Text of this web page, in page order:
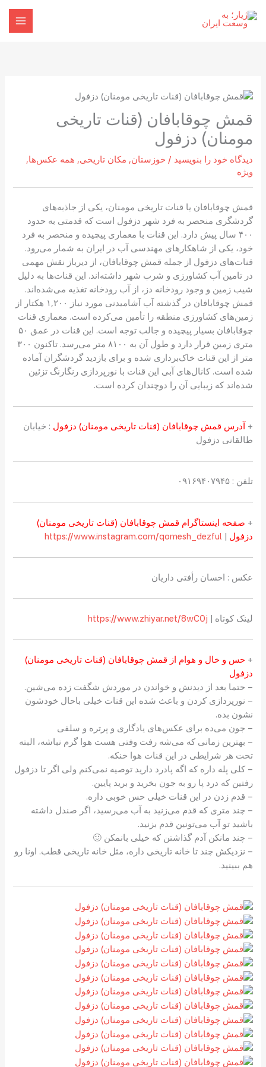
قمش چوقابافان (قنات تاریخی
مومنان) دزفول
دیدگاه‌ خود را بنویسید / خوزستان, مکان تاریخی, همه عکس‌ها,
ویژه
قمش چوقابافان یا قنات تاریخی مومنان، یکی از جاذبه‌های
گردشگری منحصر به فرد شهر دزفول است که قدمتی به حدود
۴۰۰ سال پیش دارد. این قنات با معماری پیچیده و منحصر به فرد
خود، یکی از شاهکارهای مهندسی آب در ایران به شمار می‌رود.
قنات‌های دزفول از جمله قمش چوقابافان، از دیرباز نقش مهمی
در تامین آب کشاورزی و شرب شهر داشته‌اند. این قنات‌ها به دلیل
شیب زمین و وجود رودخانه دز، از آب رودخانه تغذیه می‌شده‌اند.
قمش چوقابافان در گذشته آب آشامیدنی مورد نیاز ۱,۲۰۰ هکتار از
زمین‌های کشاورزی منطقه را تأمین می‌کرده است. معماری قنات
چوقابافان بسیار پیچیده و جالب توجه است. این قنات در عمق ۵۰
متری زمین قرار دارد و طول آن به ۸۱۰۰ متر می‌رسد. تاکنون ۳۰۰
متر از این قنات خاک‌برداری شده و برای بازدید گردشگران آماده
شده است. کانال‌های آبی این قنات با نورپردازی رنگارنگ تزئین
شده‌اند که زیبایی آن را دوچندان کرده است.
+ آدرس قمش چوقابافان (قنات تاریخی مومنان) دزفول :‌ خیابان
طالقانی دزفول
تلفن :‌۰۹۱۶۹۴۰۷۹۴۵
+ صفحه اینستاگرام قمش چوقابافان (قنات تاریخی مومنان)
دزفول |
https://www.instagram.com/qomesh_dezful
عکس : اخسان رأفتی داریان
لینک کوتاه |
+حس و خال و هوام از قمش چوقابافان (قنات تاریخی مومنان)
دزفول
– حتما بعد از دیدنش و خواندن در موردش شگفت زده می‌شین.
– نورپردازی کردن و باعث شده این قنات خیلی باحال خودشون
نشون بده.
– جون می‌ده برای عکس‌های یادگاری و پرتره و سلفی
– بهترین زمانی که می‌شه رفت وفتی هست هوا گرم نباشه، البته
تحت هر شرایطی در این قنات هوا خنکه.
– کلی پله داره که اگه پادرد دارید توصیه نمی‌کنم ولی اگر تا دزفول
رفتین که درد پا رو به جون بخرید و برید پایین.
– قدم زدن در این قنات خیلی حس خوبی داره.
– چند متری که قدم می‌زنید به آب می‌رسید، اگر صندل داشته
باشید تو آب می‌تونین قدم بزنید.
– چند مانکن آدم گذاشتن که خیلی بانمکن 🙂
– نزدیکش چند تا خانه تاریخی داره، مثل خانه تاریخی قطب. اونا رو
هم ببینید.